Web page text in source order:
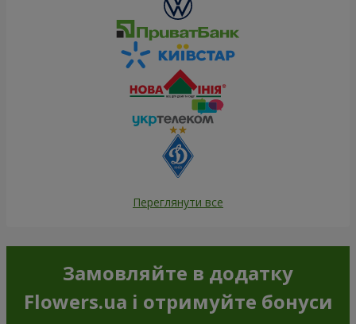
Переглянути все
Замовляйте в додатку
Flowers.ua і отримуйте бонуси